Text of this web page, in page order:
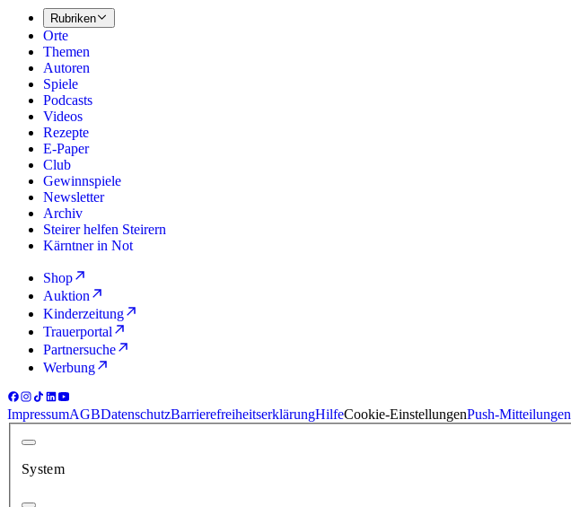
Rubriken
Orte
Themen
Autoren
Spiele
Podcasts
Videos
Rezepte
E-Paper
Club
Gewinnspiele
Newsletter
Archiv
Steirer helfen Steirern
Kärntner in Not
Shop
Auktion
Kinderzeitung
Trauerportal
Partnersuche
Werbung
ImpressumAGBDatenschutzBarrierefreiheitserklärungHilfeCookie-EinstellungenPush-Mitteilungen
System